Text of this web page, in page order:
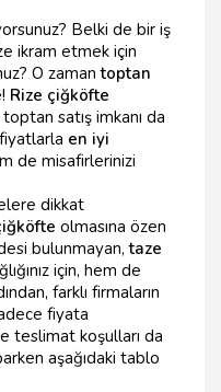
Belki de bir iş
ikram etmek için
O zamantoptan
Rize çiğköfte
satış imkanı da
en iyi
de misafirlerinizi
dikkat
olmasına özen
bulunmayan,taze
için, hem de
farklı firmaların
fiyata
teslimat koşulları da
aşağıdaki tablo